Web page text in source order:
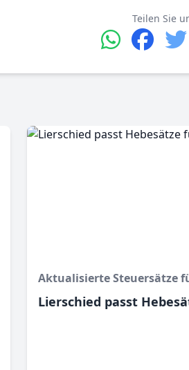
Teilen Sie
Aktualisierte Steuersätze
Lierschied passt